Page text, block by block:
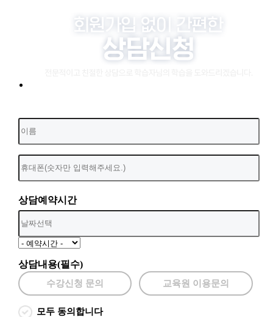
상담예약시간
상담내용(필수)
수강신청 문의 교육원 이용문의
모두 동의합니다